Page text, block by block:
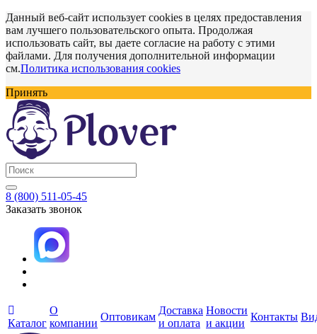
Данный веб-сайт использует cookies в целях предоставления
вам лучшего пользовательского опыта. Продолжая
использовать сайт, вы даете согласие на работу с этими
файлами. Для получения дополнительной информации
см.Политика использования cookies
Принять
8 (800) 511-05-45
Заказать звонок
Каталог
О
компании
Оптовикам
Доставка
и оплата
Новости
и акции
Контакты